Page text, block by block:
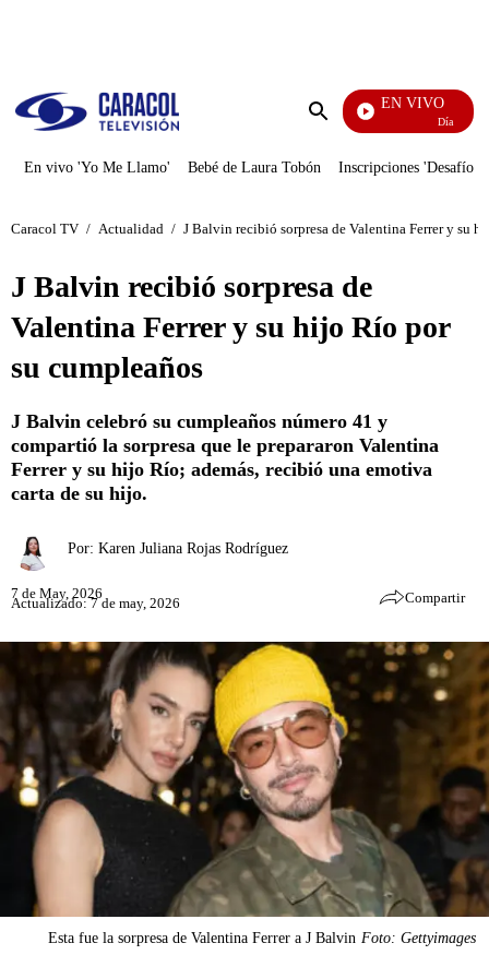
Enviar
EN VIVO
Día A Día
En vivo 'Yo Me Llamo' Bebé de Laura Tobón Inscripciones 'Desafío'
Caracol TV / Actualidad / J Balvin recibió sorpresa de Valentina Ferrer y su
J Balvin recibió sorpresa de
Valentina Ferrer y su hijo Río por
su cumpleaños
J Balvin celebró su cumpleaños número 41 y
compartió la sorpresa que le prepararon Valentina
Ferrer y su hijo Río; además, recibió una emotiva
carta de su hijo.
Por: Karen Juliana Rojas Rodríguez
7 de May, 2026
Actualizado: 7 de may, 2026 Compartir
Esta fue la sorpresa de Valentina Ferrer a J Balvin Foto: Gettyimages